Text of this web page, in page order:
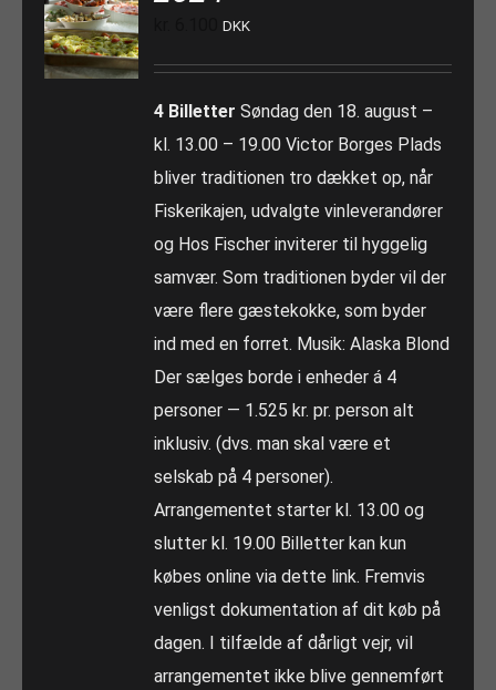
DKK
4 Billetter Søndag den 18. august –
kl. 13.00 – 19.00 Victor Borges Plads
bliver traditionen tro dækket op, når
Fiskerikajen, udvalgte vinleverandører
og Hos Fischer inviterer til hyggelig
samvær. Som traditionen byder vil der
være flere gæstekokke, som byder
ind med en forret. Musik: Alaska Blond
Der sælges borde i enheder á 4
personer — 1.525 kr. pr. person alt
inklusiv. (dvs. man skal være et
selskab på 4 personer).
Arrangementet starter kl. 13.00 og
slutter kl. 19.00 Billetter kan kun
købes online via dette link. Fremvis
venligst dokumentation af dit køb på
dagen. I tilfælde af dårligt vejr, vil
arrangementet ikke blive gennemført